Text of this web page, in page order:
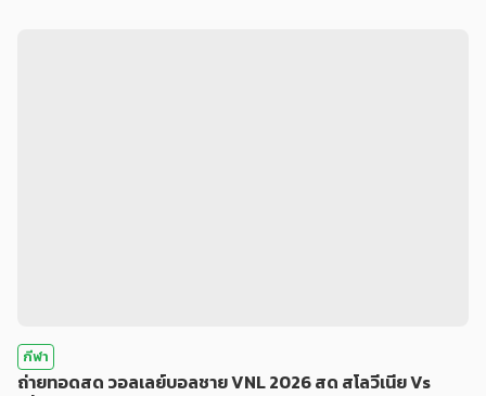
กีฬา
ถ่ายทอดสด วอลเลย์บอลชาย VNL 2026 สด สโลวีเนีย Vs